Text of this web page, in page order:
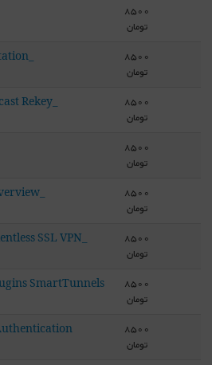
8500
تومان
8500
تومان
Rekey_
8500
تومان
8500
تومان
8500
تومان
SSL VPN_
8500
تومان
SmartTunnels
8500
تومان
8500
تومان